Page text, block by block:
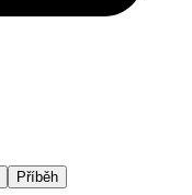
Příběh